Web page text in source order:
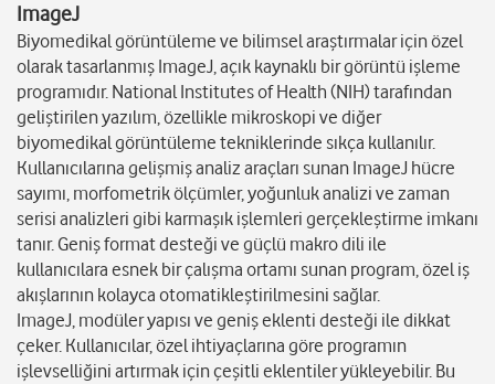
ImageJ
Biyomedikal görüntüleme ve bilimsel araştırmalar için özel
olarak tasarlanmış ImageJ, açık kaynaklı bir görüntü işleme
programıdır. National Institutes of Health (NIH) tarafından
geliştirilen yazılım, özellikle mikroskopi ve diğer
biyomedikal görüntüleme tekniklerinde sıkça kullanılır.
Kullanıcılarına gelişmiş analiz araçları sunan ImageJ hücre
sayımı, morfometrik ölçümler, yoğunluk analizi ve zaman
serisi analizleri gibi karmaşık işlemleri gerçekleştirme imkanı
tanır. Geniş format desteği ve güçlü makro dili ile
kullanıcılara esnek bir çalışma ortamı sunan program, özel iş
akışlarının kolayca otomatikleştirilmesini sağlar.
ImageJ, modüler yapısı ve geniş eklenti desteği ile dikkat
çeker. Kullanıcılar, özel ihtiyaçlarına göre programın
işlevselliğini artırmak için çeşitli eklentiler yükleyebilir. Bu